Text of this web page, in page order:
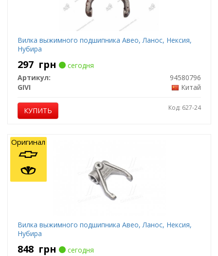
Вилка выжимного подшипника Авео, Ланос, Нексия,
Нубира
297 грн
сегодня
Артикул:
94580796
GIVI
Китай
КУПИТЬ Код: 627-24
Вилка выжимного подшипника Авео, Ланос, Нексия,
Нубира
848 грн
сегодня
Оригинал